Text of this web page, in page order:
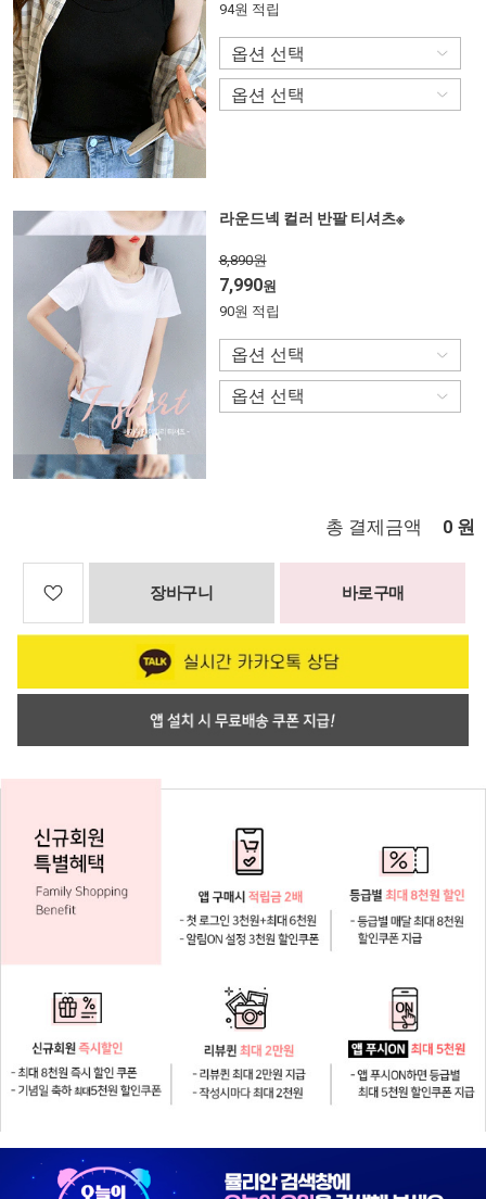
94원 적립
라운드넥 컬러 반팔 티셔츠※
8,890원
7,990원
90원 적립
총 결제금액 0 원
장바구니 바로구매